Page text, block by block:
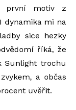
první motiv z
dynamika mi na
sice hezky
říká, že
Sunlight trochu
zvykem, a občas
uvěřit.